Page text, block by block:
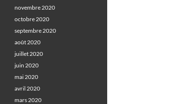
novembre 2020
octobre 2020
septembre 2020
août 2020
juillet 2020
juin 2020
mai 2020
avril 2020
mars 2020